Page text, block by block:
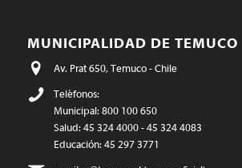
MUNICIPALIDAD DE TEMUCO
Av. Prat 650, Temuco - Chile
Teléfonos:
Municipal: 800 100 650
Salud: 45 324 4000 - 45 324 4083
Educación: 45 297 3771